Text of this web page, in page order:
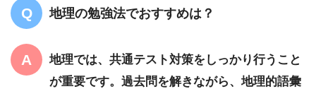
地理の勉強法でおすすめは？
地理では、共通テスト対策をしっかり行うこと
が重要です。過去問を解きながら、地理的語彙